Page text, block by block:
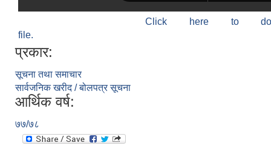
Click here to
file.
प्रकार:
सूचना तथा समाचार
सार्वजनिक खरीद / बोलपत्र सूचना
आर्थिक वर्ष:
७७/७८